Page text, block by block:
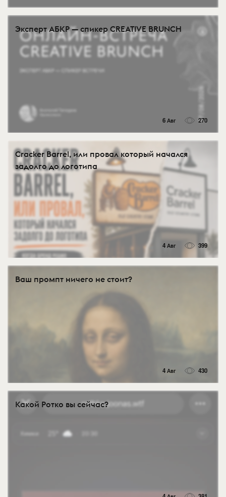
Эксперт АБКР — спикер CREATIVE BRUNCH
6 Авг 270
Cracker Barrel, или провал который начался
задолго до логотипа
4 Авг 399
Ваш промпт ничего не стоит?
4 Авг 430
Какой Ротко вы сейчас?